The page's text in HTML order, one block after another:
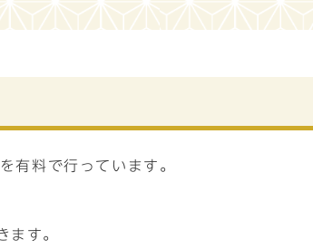
有料で行っています。
ます。